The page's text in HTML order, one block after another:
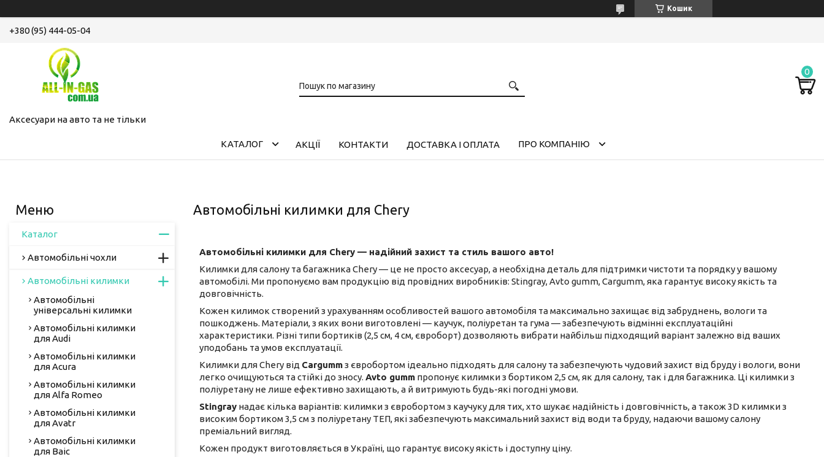
Кошик
+380 (95) 444-05-04
Аксесуари на авто та не тільки
КАТАЛОГ АКЦІЇ КОНТАКТИ ДОСТАВКА І ОПЛАТА ПРО КОМПАНІЮ
Автомобільні килимки для Chery
Автомобільні килимки для Chery — надійний захист та стиль вашого авто!
Килимки для салону та багажника Chery — це не просто аксесуар, а необхідна деталь для підтримки чистоти та порядку у вашому
автомобілі. Ми пропонуємо вам продукцію від провідних виробників: Stingray, Avto gumm, Cargumm, яка гарантує високу якість та
довговічність.
Кожен килимок створений з урахуванням особливостей вашого автомобіля та максимально захищає від забруднень, вологи та
пошкоджень. Матеріали, з яких вони виготовлені — каучук, поліуретан та гума — забезпечують відмінні експлуатаційні
характеристики. Різні типи бортиків (2,5 см, 4 см, євроборт) дозволяють вибрати найбільш підходящий варіант залежно від ваших
уподобань та умов експлуатації.
Килимки для Chery від Cargummз євробортом ідеально підходять для салону та забезпечують чудовий захист від бруду і вологи, вони
легко очищуються та стійкі до зносу. Avto gumm пропонує килимки з бортиком 2,5 см, як для салону, так і для багажника. Ці килимки з
поліуретану не лише ефективно захищають, а й витримують будь-які погодні умови.
Stingray надає кілька варіантів: килимки з євробортом з каучуку для тих, хто шукає надійність і довговічність, а також 3D килимки з
високим бортиком 3,5 см з поліуретану ТЕП, які забезпечують максимальний захист від води та бруду, надаючи вашому салону
преміальний вигляд.
Кожен продукт виготовляється в Україні, що гарантує високу якість і доступну ціну.
Каталог
Автомобільні чохли
Автомобільні килимки
Автомобільні
універсальні килимки
Автомобільні килимки
для Audi
Автомобільні килимки
для Acura
Автомобільні килимки
для Alfa Romeo
Автомобільні килимки
для Avatr
Автомобільні килимки
для Baic